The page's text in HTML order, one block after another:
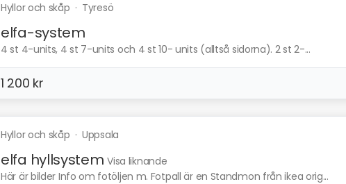
Hyllor och skåp · Tyresö
elfa-system
4 st 4-units, 4 st 7-units och 4 st 10- units (alltså sidorna). 2 st 2-...
1 200 kr
Hyllor och skåp · Uppsala
elfa hyllsystem Visa liknande
Här är bilder Info om fotöljen m. Fotpall är en Standmon från ikea orig...